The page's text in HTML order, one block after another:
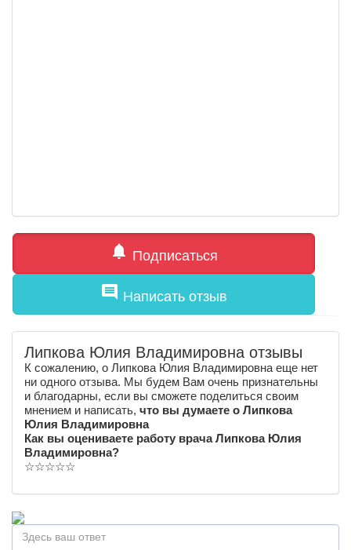
notifications Подписаться
comment Написать отзыв
Липкова Юлия Владимировна отзывы
К сожалению, о Липкова Юлия Владимировна еще нет
ни одного отзыва. Мы будем Вам очень признательны
и благодарны, если вы сможете поделиться своим
мнением и написать, что вы думаете о Липкова
Юлия Владимировна
Как вы оцениваете работу врача Липкова Юлия
Владимировна?
☆☆☆☆☆